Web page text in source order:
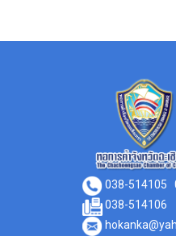
038-514105
038-514106